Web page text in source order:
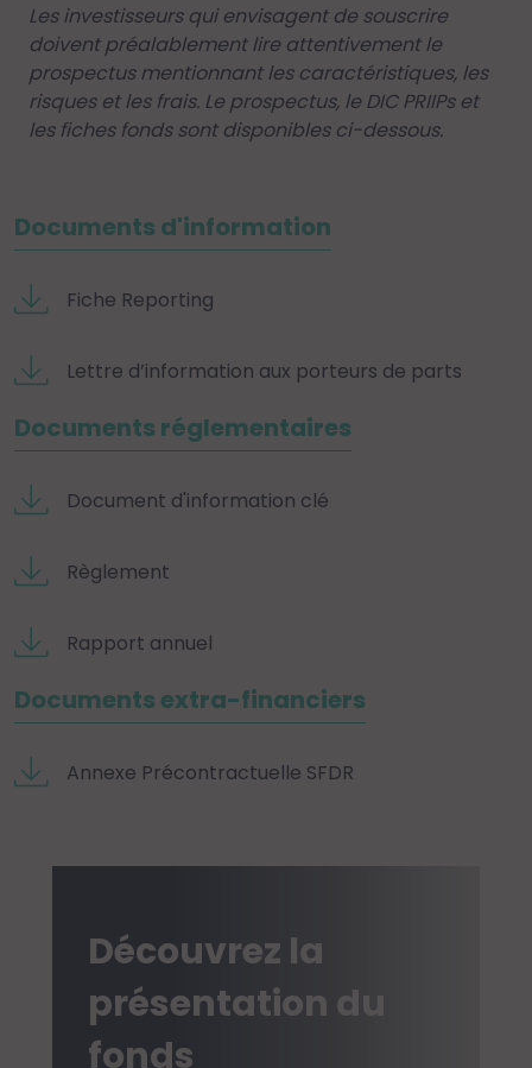
Les investisseurs qui envisagent de souscrire
doivent préalablement lire attentivement le
prospectus mentionnant les caractéristiques, les
risques et les frais. Le prospectus, le DIC PRIIPs et
les fiches fonds sont disponibles ci-dessous.
Documents d'information
Fiche Reporting
Lettre d’information aux porteurs de parts
Documents réglementaires
Document d'information clé
Règlement
Rapport annuel
Documents extra-financiers
Annexe Précontractuelle SFDR
Découvrez la
présentation du
fonds